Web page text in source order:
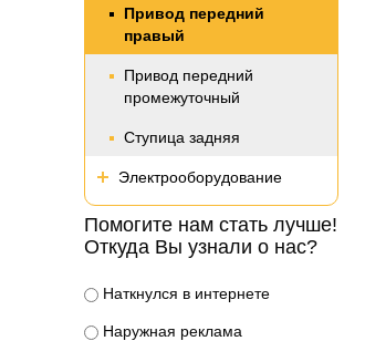
Привод передний
правый
Привод передний
промежуточный
Ступица задняя
Электрооборудование
Помогите нам стать лучше!
Откуда Вы узнали о нас?
Наткнулся в интернете
Наружная реклама